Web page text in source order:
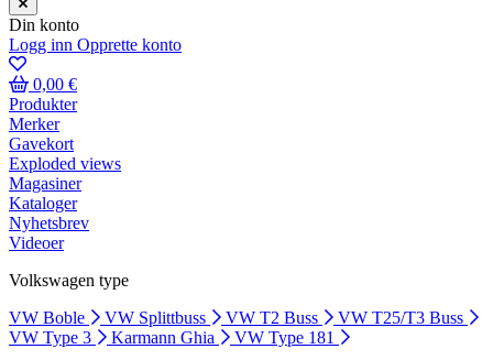
Din konto
Logg inn Opprette konto
0,00 €
Produkter
Merker
Gavekort
Exploded views
Magasiner
Kataloger
Nyhetsbrev
Videoer
Volkswagen type
VW Boble
VW Splittbuss VW T2 Buss
VW T25/T3 Buss
VW Type 3
Karmann Ghia VW Type 181